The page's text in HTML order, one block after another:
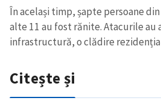
În același timp, șapte persoane
alte 11 au fost rănite. Atacurile au
infrastructură, o clădire
Citește și